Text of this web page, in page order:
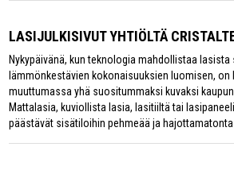
LASIJULKISIVUT YHTIÖLTÄ
Nykypäivänä, kun teknologia mahdollistaa lasista
lämmönkestävien kokonaisuuksien luomisen, on
muuttumassa yhä suositummaksi kuvaksi
Mattalasia, kuviollista lasia, lasitiiltä tai
päästävät sisätiloihin pehmeää ja hajottamatonta